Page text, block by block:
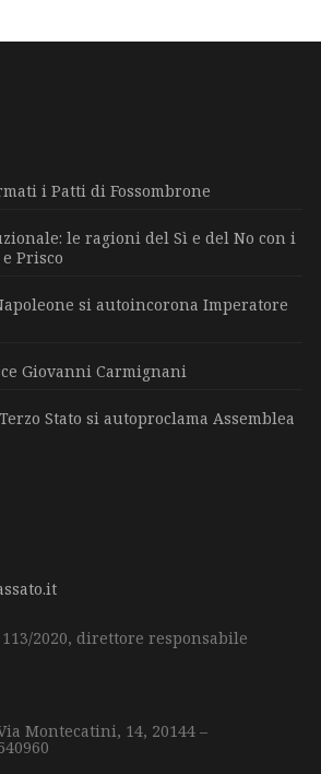
i Patti di Fossombrone
le ragioni del Sì e del No con i
Prisco
si autoincorona Imperatore
Giovanni Carmignani
Stato si autoproclama Assemblea
2020, direttore responsabile
Montecatini, 14, 20144 –